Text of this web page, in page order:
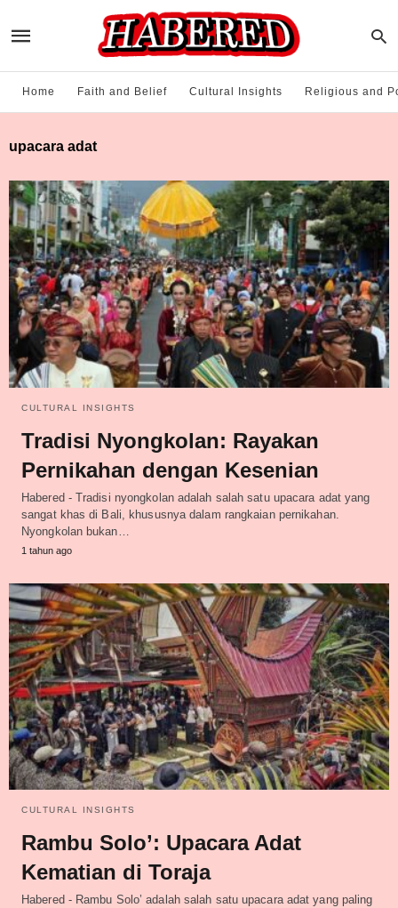
Home Faith and Belief Cultural Insights Religious and
upacara adat
CULTURAL INSIGHTS
Tradisi Nyongkolan: Rayakan
Pernikahan dengan Kesenian
Habered - Tradisi nyongkolan adalah salah satu upacara adat yang
sangat khas di Bali, khususnya dalam rangkaian pernikahan.
Nyongkolan bukan…
1 tahun ago
CULTURAL INSIGHTS
Rambu Solo’: Upacara Adat
Kematian di Toraja
Habered - Rambu Solo’ adalah salah satu upacara adat yang paling